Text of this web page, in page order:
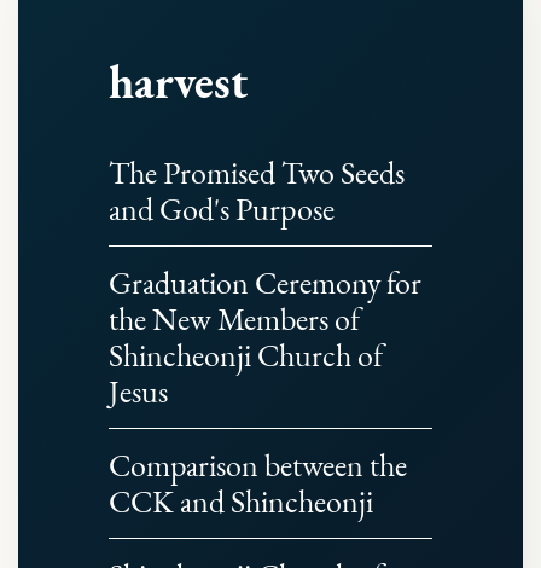
harvest
The Promised Two Seeds
and God's Purpose
Graduation Ceremony for
the New Members of
Shincheonji Church of
Jesus
Comparison between the
CCK and Shincheonji